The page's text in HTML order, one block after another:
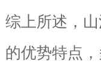
综上所述，
的优势特点